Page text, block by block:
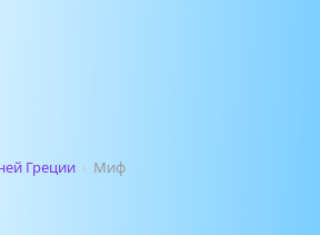
Греции › Миф